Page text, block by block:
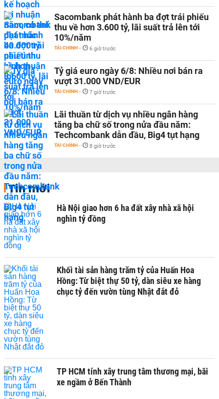
Sacombank phát hành ba đợt trái phiếu
thu về hơn 3.600 tỷ, lãi suất trả lên tới
10%/năm
TÀI CHÍNH - 6 giờ trước
Tỷ giá euro ngày 6/8: Nhiều nơi bán ra
vượt 31.000 VND/EUR
TÀI CHÍNH - 7 giờ trước
Lãi thuần từ dịch vụ nhiều ngân hàng
tăng ba chữ số trong nửa đầu năm:
Techcombank dẫn đầu, Big4 tụt hạng
TÀI CHÍNH - 8 giờ trước
Tin mới
Hà Nội giao hơn 6 ha đất xây nhà xã hội
nghìn tỷ đồng
Khối tài sản hàng trăm tỷ của Huấn Hoa
Hồng: Từ biệt thự 50 tỷ, dàn siêu xe hàng
chục tỷ đến vườn tùng Nhật đắt đỏ
TP HCM tính xây trung tâm thương mại, bãi
xe ngầm ở Bến Thành